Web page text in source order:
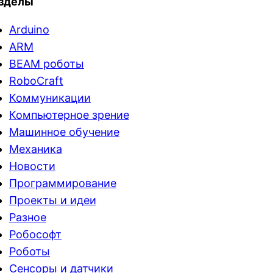
Arduino
ARM
BEAM роботы
RoboCraft
Коммуникации
Компьютерное зрение
Машинное обучение
Механика
Новости
Программирование
Проекты и идеи
Разное
Робософт
Роботы
Сенсоры и датчики